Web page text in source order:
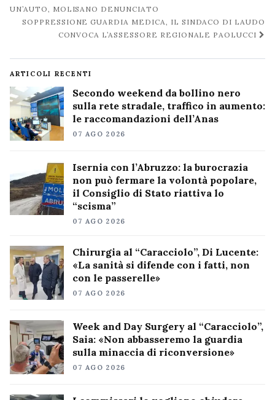
post
UN’AUTO, MOLISANO DENUNCIATO
SOPPRESSIONE GUARDIA MEDICA, IL SINDACO DI LAUDO
CONVOCA L’ASSESSORE REGIONALE PAOLUCCI
ARTICOLI RECENTI
Secondo weekend da bollino nero
sulla rete stradale, traffico in aumento:
le raccomandazioni dell’Anas
07 AGO 2026
Isernia con l’Abruzzo: la burocrazia
non può fermare la volontà popolare,
il Consiglio di Stato riattiva lo
“scisma”
07 AGO 2026
Chirurgia al “Caracciolo”, Di Lucente:
«La sanità si difende con i fatti, non
con le passerelle»
07 AGO 2026
Week and Day Surgery al “Caracciolo”,
Saia: «Non abbasseremo la guardia
sulla minaccia di riconversione»
07 AGO 2026